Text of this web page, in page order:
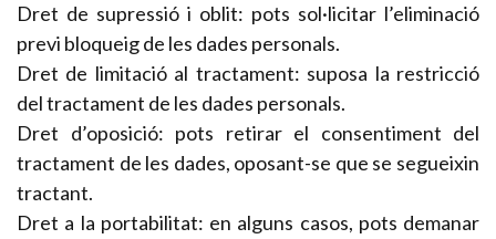
Dret de supressió i oblit: pots sol·licitar l’eliminació
previ bloqueig de les dades personals.
Dret de limitació al tractament: suposa la restricció
del tractament de les dades personals.
Dret d’oposició: pots retirar el consentiment del
tractament de les dades, oposant-se que se segueixin
tractant.
Dret a la portabilitat: en alguns casos, pots demanar